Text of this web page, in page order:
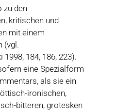
zu den
kritischen und
mit einem
(vgl.
184, 186, 223).
eine Spezialform
als sie ein
ironischen,
bitteren, grotesken